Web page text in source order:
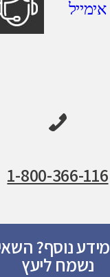
1-800-366-116
נוסף?
נשמח ליעץ